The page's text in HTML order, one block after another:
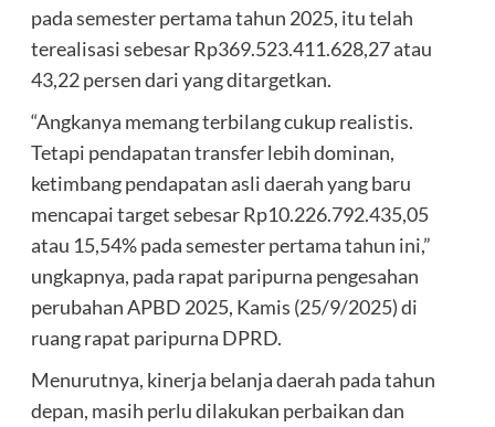
pada semester pertama tahun 2025, itu telah
terealisasi sebesar Rp369.523.411.628,27 atau
43,22 persen dari yang ditargetkan.
“Angkanya memang terbilang cukup realistis.
Tetapi pendapatan transfer lebih dominan,
ketimbang pendapatan asli daerah yang baru
mencapai target sebesar Rp10.226.792.435,05
atau 15,54% pada semester pertama tahun ini,”
ungkapnya, pada rapat paripurna pengesahan
perubahan APBD 2025, Kamis (25/9/2025) di
ruang rapat paripurna DPRD.
Menurutnya, kinerja belanja daerah pada tahun
depan, masih perlu dilakukan perbaikan dan